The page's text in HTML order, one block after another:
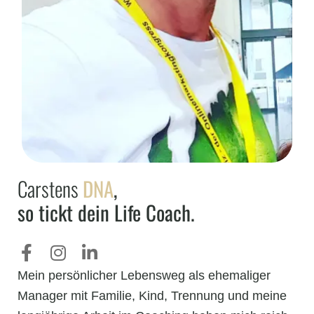
Carstens DNA,
so tickt dein Life Coach.
Mein persönlicher Lebensweg als ehemaliger
Manager mit Familie, Kind, Trennung und meine